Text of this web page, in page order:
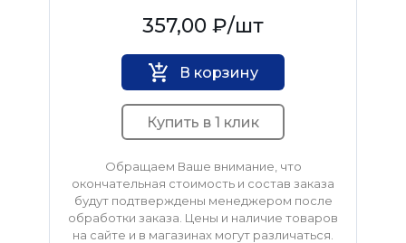
357,00 ₽/шт
В корзину
Купить в 1 клик
Обращаем Ваше внимание, что
окончательная стоимость и состав заказа
будут подтверждены менеджером после
обработки заказа. Цены и наличие товаров
на сайте и в магазинах могут различаться.